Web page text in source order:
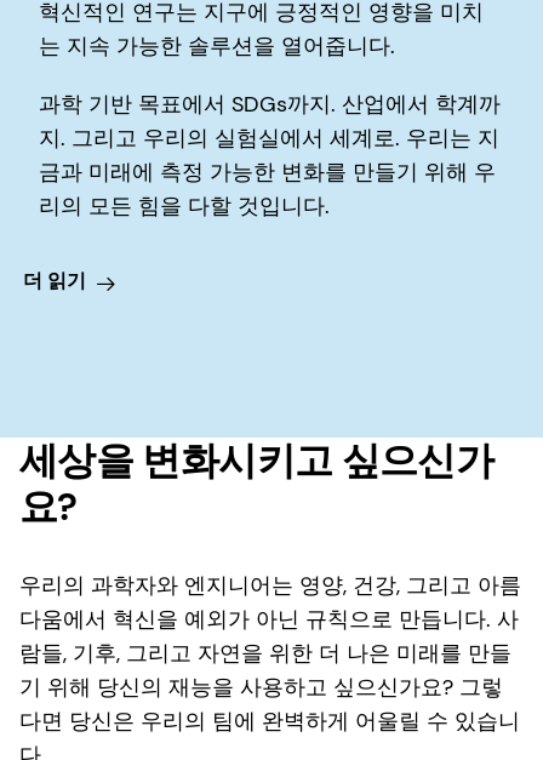
혁신적인 연구는 지구에 긍정적인 영향을 미치
는 지속 가능한 솔루션을 열어줍니다.
과학 기반 목표에서 SDGs까지. 산업에서 학계까
지. 그리고 우리의 실험실에서 세계로. 우리는 지
금과 미래에 측정 가능한 변화를 만들기 위해 우
리의 모든 힘을 다할 것입니다.
더 읽기
세상을 변화시키고 싶으신가
요?
우리의 과학자와 엔지니어는 영양, 건강, 그리고 아름
다움에서 혁신을 예외가 아닌 규칙으로 만듭니다. 사
람들, 기후, 그리고 자연을 위한 더 나은 미래를 만들
기 위해 당신의 재능을 사용하고 싶으신가요? 그렇
다면 당신은 우리의 팀에 완벽하게 어울릴 수 있습니